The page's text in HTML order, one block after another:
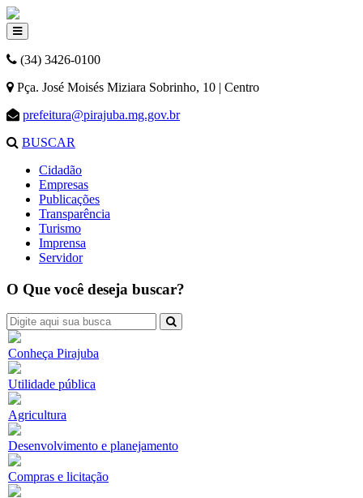
(34) 3426-0100
Pça. José Moisés Miziara Sobrinho, 10 | Centro
prefeitura@pirajuba.mg.gov.br
BUSCAR
Cidadão
Empresas
Publicações
Transparência
Turismo
Imprensa
Servidor
O Que você deseja buscar?
Conheça Pirajuba
Utilidade pública
Agricultura
Desenvolvimento e planejamento
Compras e licitação